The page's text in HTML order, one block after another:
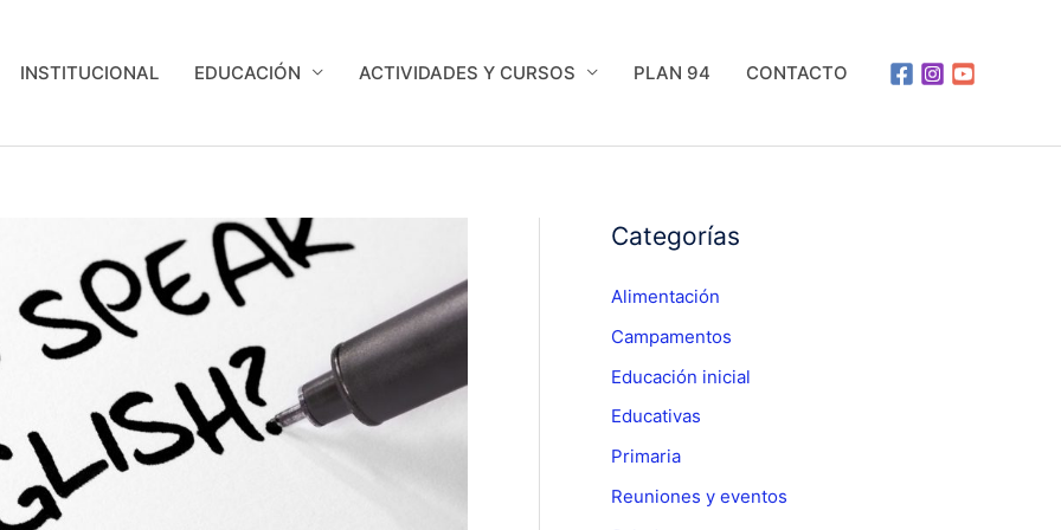
INSTITUCIONAL EDUCACIÓN ACTIVIDADES Y CURSOS PLAN 94 CONTACTO
Categorías
Alimentación
Campamentos
Educación inicial
Educativas
Primaria
Reuniones y eventos